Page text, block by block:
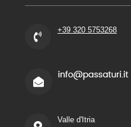
+39 320 5753268
Valle d'Itria